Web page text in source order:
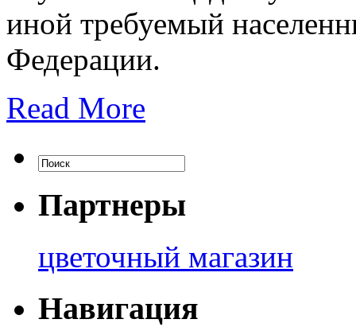
иной требуемый
Федерации.
Read More
Партнеры
цветочный магазин
Навигация